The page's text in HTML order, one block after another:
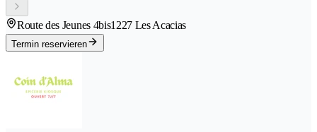
Route des Jeunes 4bis1227 Les Acacias
Termin reservieren